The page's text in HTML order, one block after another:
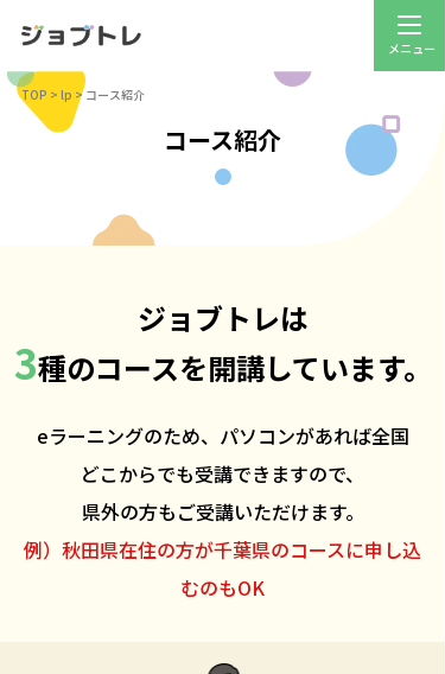
TOP > lp >コース紹介
コース紹介
ジョブトレは
3種のコースを開講しています。
eラーニングのため、パソコンがあれば全国
どこからでも受講できますので、
県外の方もご受講いただけます。
例）秋田県在住の方が千葉県のコースに申し込
むのもOK